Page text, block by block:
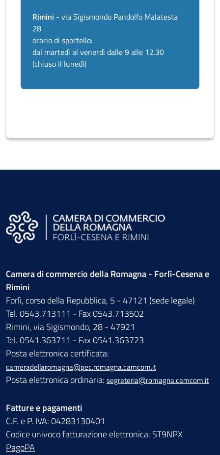
Rimini - via Sigismondo Pandolfo Malatesta
28
orario di sportello:
dal martedì al venerdì dalle 9 alle 12.30
(chiuso il lunedì)
Camera di commercio della Romagna - Forlì-Cesena e
Rimini
Forlì, corso della Repubblica, 5 - 47121 (sede legale)
Tel. 0543.713111 - Fax 0543.713502
Rimini, via Sigismondo, 28 - 47921
Tel. 0541.363711 - Fax 0541.363723
Posta elettronica certificata:
cameradellaromagna@pec.romagna.camcom.it
Posta elettronica ordinaria: segreteria@romagna.camcom.it
Fatture e pagamenti
C.F. e P. IVA: 04283130401
Codice univoco fatturazione elettronica: ST9NPX
PagoPA